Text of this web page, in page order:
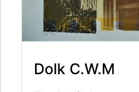
Dolk C.W.M